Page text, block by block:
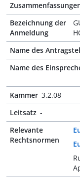
Bezeichnung der
Anmeldung
Name des
Name des
Kammer 3.2.08
Leitsatz -
Relevante
Rechtsnormen